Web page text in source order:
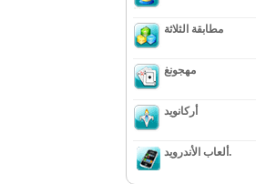
مطابقة الثلاثة
مهجونغ
أركانويد
ألعاب الأندرويد.